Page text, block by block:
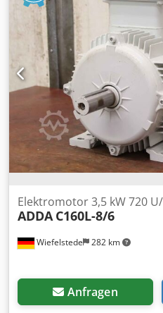
Wiefelstede 282 km
Elektromotor 3,5 kW 720
ADDA C160L-8/6
Anfragen